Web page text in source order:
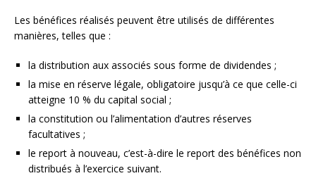
Les bénéfices réalisés peuvent être utilisés de différentes
manières, telles que :
la distribution aux associés sous forme de dividendes ;
la mise en réserve légale, obligatoire jusqu’à ce que celle-ci
atteigne 10 % du capital social ;
la constitution ou l’alimentation d’autres réserves
facultatives ;
le report à nouveau, c’est-à-dire le report des bénéfices non
distribués à l’exercice suivant.